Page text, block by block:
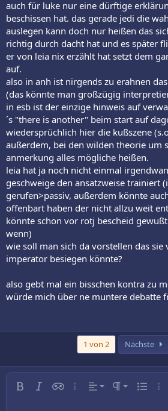
auch für luke nur eine dürftige
beschissen hat. das gerade jedi die
auslegen kann doch nur heißen das
richtig durch dacht hat und es später
er von leia nix erzählt hat setzt dem
auf.
also in anh ist nirgends zu erahnen
(das könnte man großzügig
in esb ist der einzige hinweis auf
´s "there is another" beim start auf
wiedersprüchlich hier die kußszene
außerdem, bei den wilden theorie um
anmerkung alles mögliche heißen.
leia hat ja noch nicht einmal
geschweige den ansatzweise trainiert
gerufen>passiv, außerdem könnte
offenbart haben der nicht allzu weit
könnte schon vor rotj bescheid
wenn)
wie soll man sich da vorstellen das sie
imperator besiegen könnte?
also gebt mal ein bisschen kontra zu
würde mich über ne muntere debatte
1 von 2 Nächste
Fett KursivInline-Spoiler
Weitere…Ausrichtung
Linksbündig
Normal